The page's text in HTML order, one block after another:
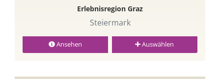
Erlebnisregion Graz
Steiermark
Ansehen Auswählen